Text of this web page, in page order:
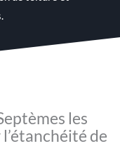
les
de